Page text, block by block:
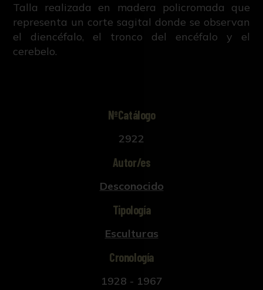
Talla realizada en madera policromada que
representa un corte sagital donde se observan
el diencéfalo, el tronco del encéfalo y el
cerebelo.
NºCatálogo
2922
Autor/es
Desconocido
Tipología
Esculturas
Cronología
1928 - 1967